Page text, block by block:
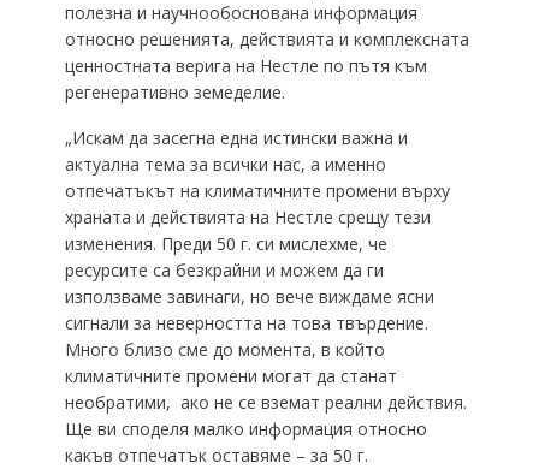
полезна и научнообоснована информация
относно решенията, действията и комплексната
ценностната верига на Нестле по пътя към
регенеративно земеделие.
„Искам да засегна една истински важна и
актуална тема за всички нас, а именно
отпечатъкът на климатичните промени върху
храната и действията на Нестле срещу тези
изменения. Преди 50 г. си мислехме, че
ресурсите са безкрайни и можем да ги
използваме завинаги, но вече виждаме ясни
сигнали за неверността на това твърдение.
Много близо сме до момента, в който
климатичните промени могат да станат
необратими, ако не се вземат реални действия.
Ще ви споделя малко информация относно
какъв отпечатък оставяме – за 50 г.